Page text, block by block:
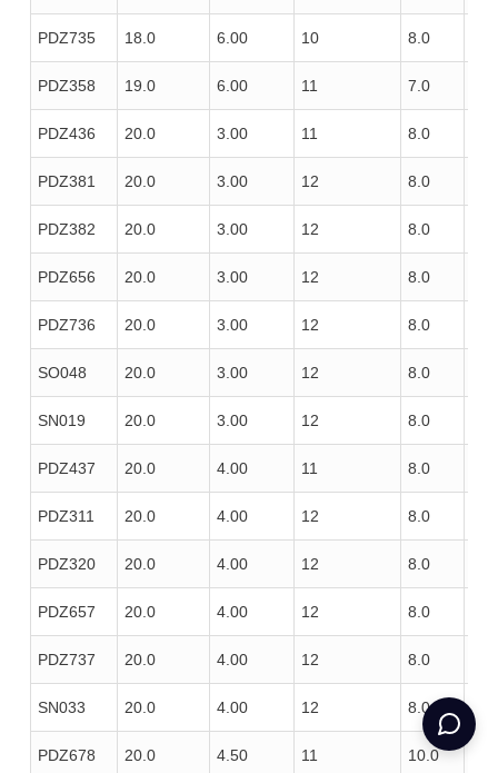
PDZ735 18.0 6.00 10 8.0
PDZ358 19.0 6.00 11 7.0
PDZ436 20.0 3.00 11 8.0
PDZ381 20.0 3.00 12 8.0
PDZ382 20.0 3.00 12 8.0
PDZ656 20.0 3.00 12 8.0
PDZ736 20.0 3.00 12 8.0
SO048 20.0 3.00 12 8.0
SN019 20.0 3.00 12 8.0
PDZ437 20.0 4.00 11 8.0
PDZ311 20.0 4.00 12 8.0
PDZ320 20.0 4.00 12 8.0
PDZ657 20.0 4.00 12 8.0
PDZ737 20.0 4.00 12 8.0
SN033 20.0 4.00 12 8.0 120
PDZ678 20.0 4.50 11 10.0